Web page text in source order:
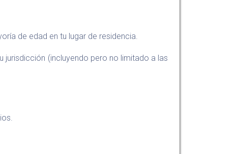
de edad en tu lugar de residencia.
jurisdicción (incluyendo pero no limitado a las